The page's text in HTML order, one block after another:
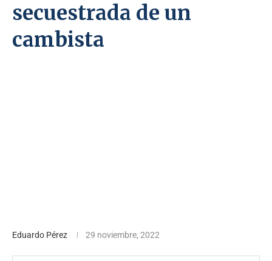
secuestrada de un
cambista
Eduardo Pérez 29 noviembre, 2022